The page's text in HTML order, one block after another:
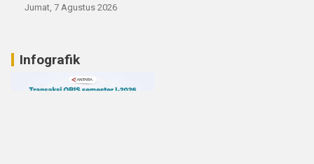
Jumat, 7 Agustus 2026
Infografik